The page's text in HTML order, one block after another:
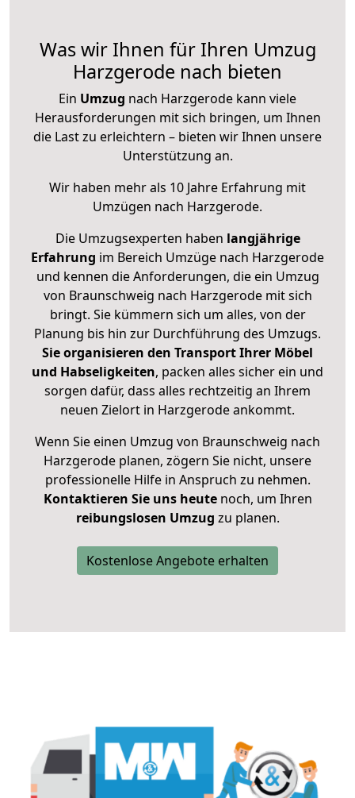
Was wir Ihnen für Ihren Umzug
Harzgerode nach bieten
Ein Umzug nach Harzgerode kann viele
Herausforderungen mit sich bringen, um Ihnen
die Last zu erleichtern – bieten wir Ihnen unsere
Unterstützung an.
Wir haben mehr als 10 Jahre Erfahrung mit
Umzügen nach Harzgerode.
Die Umzugsexperten haben langjährige
Erfahrung im Bereich Umzüge nach Harzgerode
und kennen die Anforderungen, die ein Umzug
von Braunschweig nach Harzgerode mit sich
bringt. Sie kümmern sich um alles, von der
Planung bis hin zur Durchführung des Umzugs.
Sie organisieren den Transport Ihrer Möbel
und Habseligkeiten, packen alles sicher ein und
sorgen dafür, dass alles rechtzeitig an Ihrem
neuen Zielort in Harzgerode ankommt.
Wenn Sie einen Umzug von Braunschweig nach
Harzgerode planen, zögern Sie nicht, unsere
professionelle Hilfe in Anspruch zu nehmen.
Kontaktieren Sie uns heutenoch, um Ihren
reibungslosen Umzug zu planen.
Kostenlose Angebote erhalten